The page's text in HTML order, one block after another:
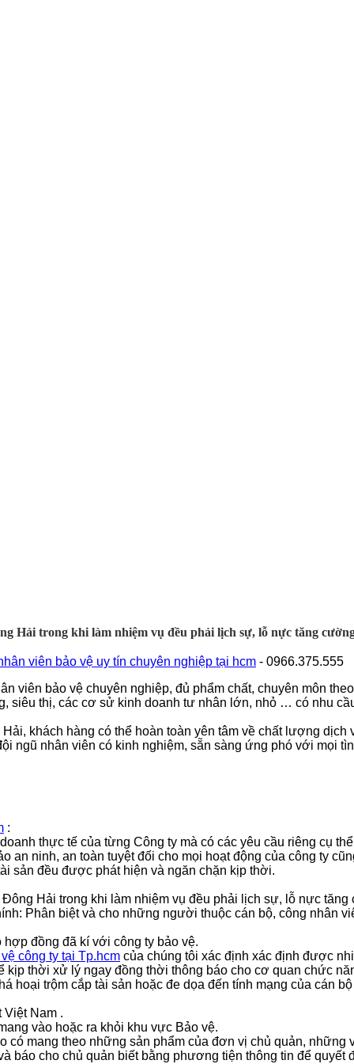
Hải trong khi làm nhiệm vụ đều phải lịch sự, lỗ nực tăng
viên bảo vệ uy tín chuyên nghiệp tại hcm - 0966.375.555
viên bảo vệ chuyên nghiệp, đủ phẩm chất, chuyên môn
siêu thị, các cơ sử kinh doanh tư nhân lớn, nhỏ … có nhu
, khách hàng có thể hoàn toàn yên tâm về chất lượng
ngũ nhân viên có kinh nghiệm, sẵn sàng ứng phó với mọi
:
thực tế của từng Công ty mà có các yêu cầu riêng cụ
an ninh, an toàn tuyệt đối cho mọi hoạt động của công ty
sản đều được phát hiện và ngăn chặn kịp thời.
Đông Hải trong khi làm nhiệm vụ đều phải lịch sự, lỗ nực
Phân biệt và cho những người thuộc cán bộ, công nhân
đồng đã kí với công ty bảo vệ.
công ty tại Tp.hcm của chúng tôi xác định xác định được
thời xử lý ngay đồng thời thông báo cho cơ quan chức
hoại trộm cắp tài sản hoặc đe dọa đến tính mạng của cán
Việt Nam .
vào hoặc ra khỏi khu vực Bảo vệ.
có mang theo những sản phẩm của đơn vị chủ quản,
báo cho chủ quản biết bằng phương tiện thông tin để